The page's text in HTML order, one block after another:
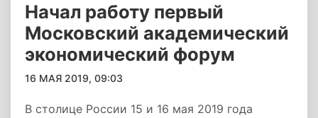
Начал работу первый
Московский академический
экономический форум
16 МАЯ 2019, 09:03
В столице России 15 и 16 мая 2019 года